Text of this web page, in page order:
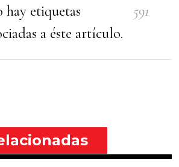
hay etiquetas
a éste artículo.
591